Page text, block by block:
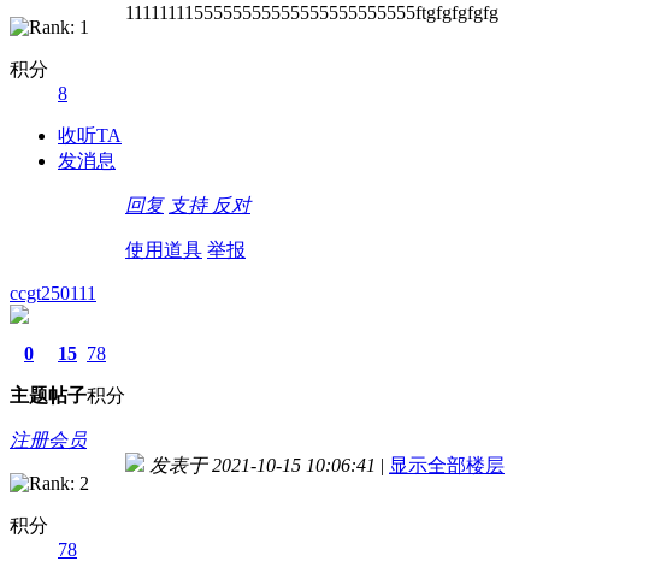
积分
8
收听TA
发消息
1111111155555555555555555555555ftgfgfgfgfg
回复 支持 反对
使用道具 举报
ccgt250111
0
主题
15
帖子
78
积分
注册会员
积分
78
发表于 2021-10-15 10:06:41 | 显示全部楼层